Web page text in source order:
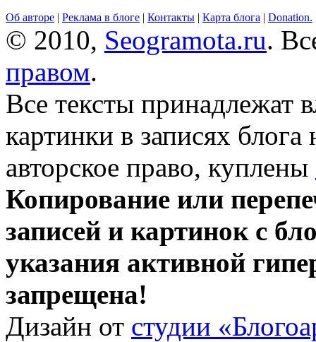
Об авторе | Реклама в блоге | Контакты | Карта блога | Donation.
© 2010, Seogramota.ru.
правом.
Все тексты принадлежат
картинки в записях
авторское право, куплены
Копирование или
записей и картинок с
указания активной
запрещена!
Дизайн от студии